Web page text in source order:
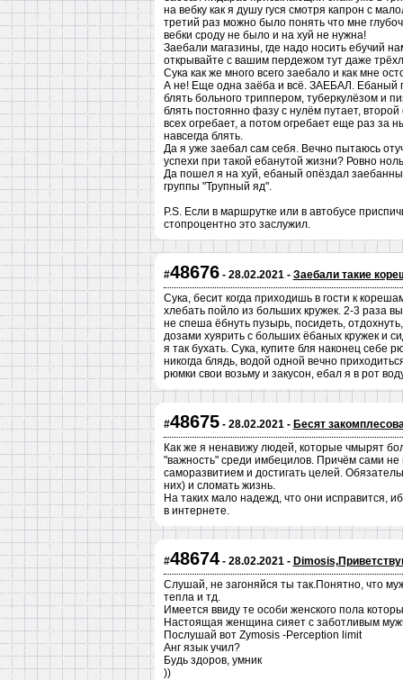
на вебку как я душу гуся смотря капрон с
третий раз можно было понять что мне
вебки сроду не было и на хуй не нужна!
Заебали магазины, где надо носить ебучий
открывайте с вашим пердежом тут даже
Сука как же много всего заебало и как мне
А не! Еще одна заёба и всё. ЗАЕБАЛ. Ебаный
блять больного триппером, туберкулёзом и
блять постоянно фазу с нулём путает,
всех огребает, а потом огребает еще раз за
навсегда блять.
Да я уже заебал сам себя. Вечно пытаюсь
успехи при такой ебанутой жизни? Ровно
Да пошел я на хуй, ебаный опёздал
группы "Трупный яд".
P.S. Если в маршрутке или в автобусе
стопроцентно это заслужил.
#48676- 28.02.2021 - Заебали такие
Сука, бесит когда приходишь в гости к
хлебать пойло из больших кружек. 2-3 раза
не спеша ёбнуть пузырь, посидеть,
дозами хуярить с больших ёбаных кружек и
я так бухать. Сука, купите бля наконец себе
никогда блядь, водой одной вечно
рюмки свои возьму и закусон, ебал я в рот
#48675- 28.02.2021 - Бесят
Как же я ненавижу людей, которые чмырят
"важность" среди имбецилов. Причём сами
саморазвитием и достигать целей.
них) и сломать жизнь.
На таких мало надежд, что они исправится,
в интернете.
#48674- 28.02.2021 -
Слушай, не загоняйся ты так.Понятно, что
тепла и тд.
Имеется ввиду те особи женского пола
Настоящая женщина сияет с заботливым
Послушай вот Zymosis -Perception limit
Анг язык учил?
Будь здоров, умник
))